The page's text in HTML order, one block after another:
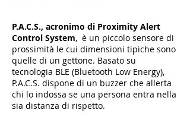
P.A.C.S., acronimo di Proximity Alert
Control System, è un piccolo sensore di
prossimità le cui dimensioni tipiche sono
quelle di un gettone. Basato su
tecnologia BLE (Bluetooth Low Energy),
P.A.C.S. dispone di un buzzer che allerta
chi lo indossa se una persona entra nella
sia distanza di rispetto.